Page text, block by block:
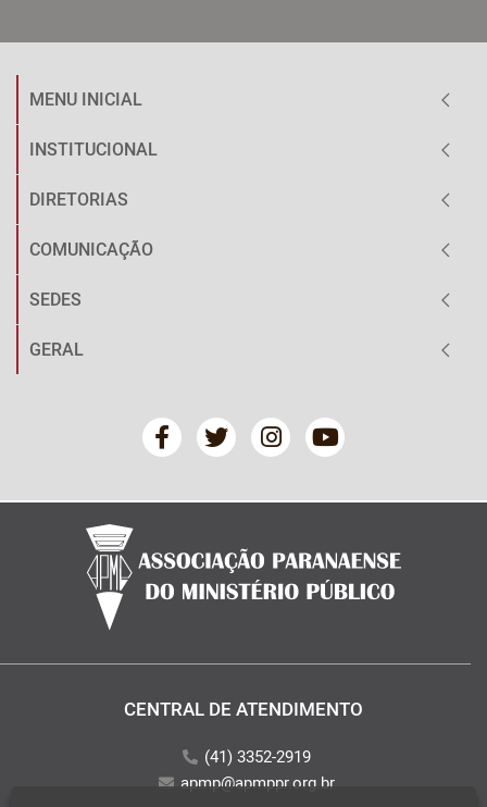
MENU INICIAL
INSTITUCIONAL
DIRETORIAS
COMUNICAÇÃO
SEDES
GERAL
CENTRAL DE ATENDIMENTO
(41) 3352-2919
apmp@apmppr.org.br